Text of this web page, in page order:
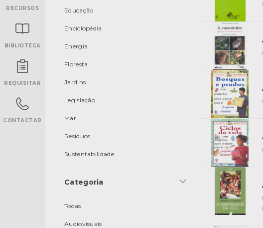
RECURSOS
BIBLIOTECA
REQUISITAR
CONTACTAR
Educação
Enciclopédia
Energia
Floresta
Jardins
Legislação
Mar
Resíduos
Sustentabilidade
Categoria
Todas
Audiovisuais